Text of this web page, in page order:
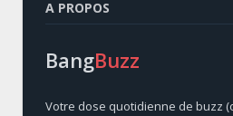
A PROPOS
BangBuzz
Votre dose quotidienne de buzz